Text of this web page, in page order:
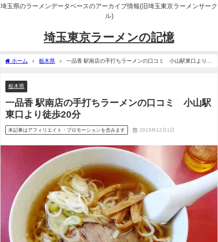
埼玉県のラーメンデータベースのアーカイブ情報(旧埼玉東京ラーメンサーク
ル)
埼玉東京ラーメンの記憶
ホーム 栃木県
一品香 駅南店の手打ちラーメンの口コミ 小山駅東口より徒
栃木県
一品香 駅南店の手打ちラーメンの口コミ 小山駅
東口より徒歩20分
本記事はアフィリエイト・プロモーションを含みます 2015年12月1日